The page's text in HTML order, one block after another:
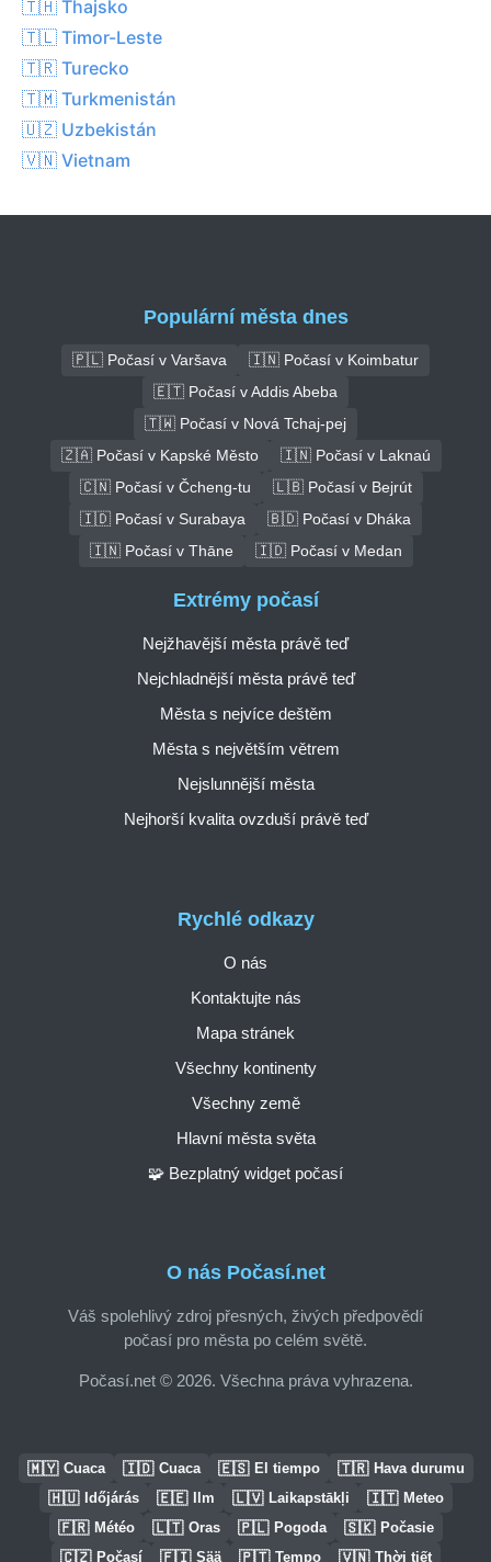
🇹🇭 Thajsko
🇹🇱 Timor-Leste
🇹🇷 Turecko
🇹🇲 Turkmenistán
🇺🇿 Uzbekistán
🇻🇳 Vietnam
Populární města dnes
🇵🇱 Počasí v Varšava
🇮🇳 Počasí v Koimbatur
🇪🇹 Počasí v Addis Abeba
🇹🇼 Počasí v Nová Tchaj-pej
🇿🇦 Počasí v Kapské Město
🇮🇳 Počasí v Laknaú
🇨🇳 Počasí v Čcheng-tu
🇱🇧 Počasí v Bejrút
🇮🇩 Počasí v Surabaya
🇧🇩 Počasí v Dháka
🇮🇳 Počasí v Thāne
🇮🇩 Počasí v Medan
O nás Počasí.net
Váš spolehlivý zdroj přesných, živých předpovědí
počasí pro města po celém světě.
Počasí.net © 2026. Všechna práva vyhrazena.
Rychlé odkazy
O nás
Kontaktujte nás
Mapa stránek
Všechny kontinenty
Všechny země
Hlavní města světa
🧩 Bezplatný widget počasí
Extrémy počasí
Nejžhavější města právě teď
Nejchladnější města právě teď
Města s nejvíce deštěm
Města s největším větrem
Nejslunnější města
Nejhorší kvalita ovzduší právě teď
🇲🇾 Cuaca 🇮🇩 Cuaca 🇪🇸 El tiempo 🇹🇷 Hava durumu
🇭🇺 Időjárás 🇪🇪 Ilm 🇱🇻 Laikapstākļi 🇮🇹 Meteo
🇫🇷 Météo 🇱🇹 Oras 🇵🇱 Pogoda 🇸🇰 Počasie
🇨🇿 Počasí 🇫🇮 Sää 🇵🇹 Tempo 🇻🇳 Thời tiết